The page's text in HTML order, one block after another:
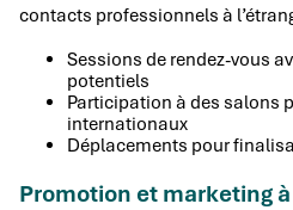
contacts professionnels à
Sessions de rendez-vous
potentiels
Participation à des salons
internationaux
Déplacements pour
Promotion et marketing